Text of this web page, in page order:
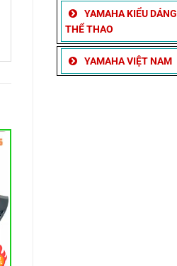
YAMAHA KIỂU DÁNG
THỂ THAO
YAMAHA VIỆT NAM